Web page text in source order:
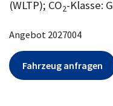
(WLTP); CO2-Klasse: G
Angebot 2027004
Fahrzeug anfragen